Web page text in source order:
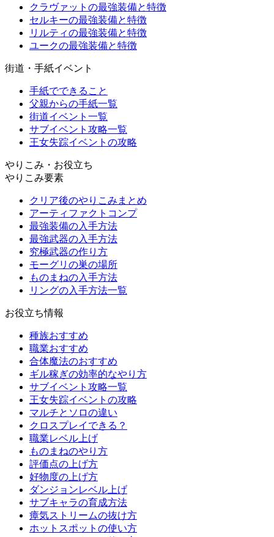
クラヴァットの最強装備と特徴
セルキーの最強装備と特徴
リルティの最強装備と特徴
ユークの最強装備と特徴
街道・手紙イベント
手紙でできること
父親からの手紙一覧
街道イベント一覧
サブイベント攻略一覧
王女失踪イベントの攻略
やりこみ・お役立ち
やりこみ要素
クリア後のやりこみまとめ
アーティファクトコンプ
最強装備の入手方法
最強武器の入手方法
究極武器の作り方
モーグリの巣の場所
ものまねの入手方法
リングの入手方法一覧
お役立ち情報
種族おすすめ
職業おすすめ
合体魔法のおすすめ
ギル稼ぎの効率的なやり方
サブイベント攻略一覧
王女失踪イベントの攻略
マルチとソロの違い
クロスプレイできる？
職業レベル上げ
ものまねのやり方
評価点の上げ方
好物度の上げ方
ダンジョンレベル上げ
サブキャラの育成方法
瘴気ストリームの抜け方
ホットスポットの使い方